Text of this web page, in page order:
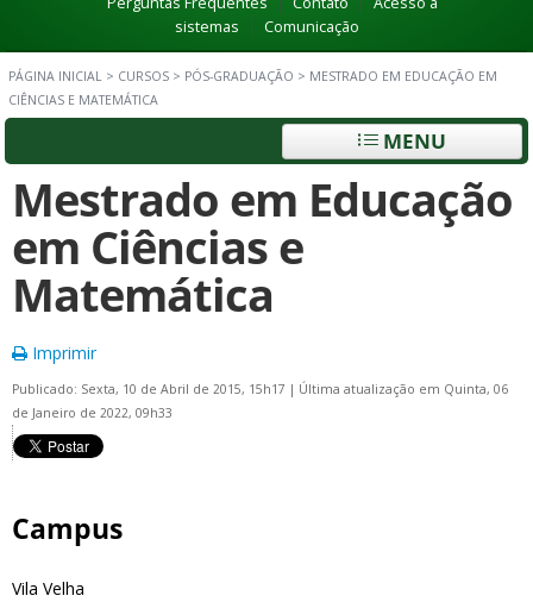
sistemas
Comunicação
PÁGINA INICIAL > CURSOS > PÓS-GRADUAÇÃO > MESTRADO EM EDUCAÇÃO EM
CIÊNCIAS E MATEMÁTICA
MENU
Mestrado em Educação
em Ciências e
Matemática
Imprimir
Publicado: Sexta, 10 de Abril de 2015, 15h17 | Última atualização em Quinta, 06
de Janeiro de 2022, 09h33
Campus
Vila Velha